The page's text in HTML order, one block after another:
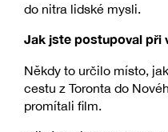
do nitra lidské mysli.
Jak jste postupoval při
Někdy to určilo místo,
cestu z Toronta do
promítali film.